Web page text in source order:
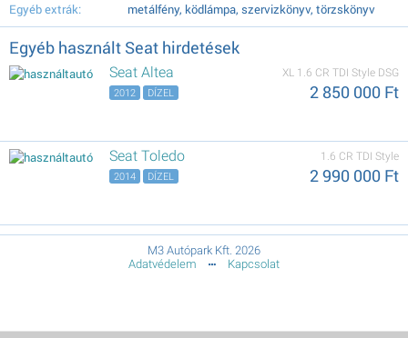
Egyéb extrák: metálfény, ködlámpa, szervizkönyv, törzskönyv
Egyéb használt Seat hirdetések
Seat Altea XL 1.6 CR TDI Style DSG
2 850 000 Ft
2012 DÍZEL
Seat Toledo 1.6 CR TDI Style
2 990 000 Ft
2014 DÍZEL
M3 Autópark Kft. 2026
Adatvédelem
Kapcsolat